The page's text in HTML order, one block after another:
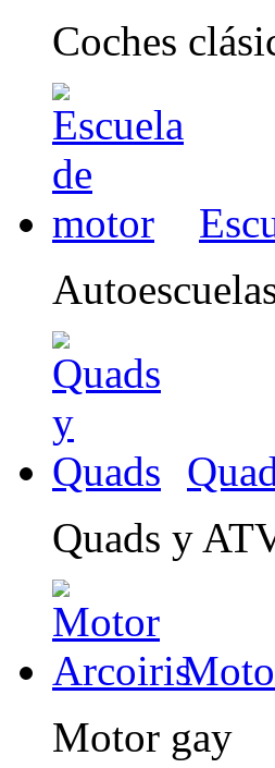
Coches
Quads y
Motor gay